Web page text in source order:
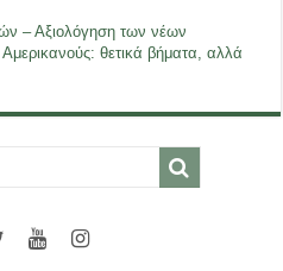
– Αξιολόγηση των νέων
θετικά βήματα, αλλά